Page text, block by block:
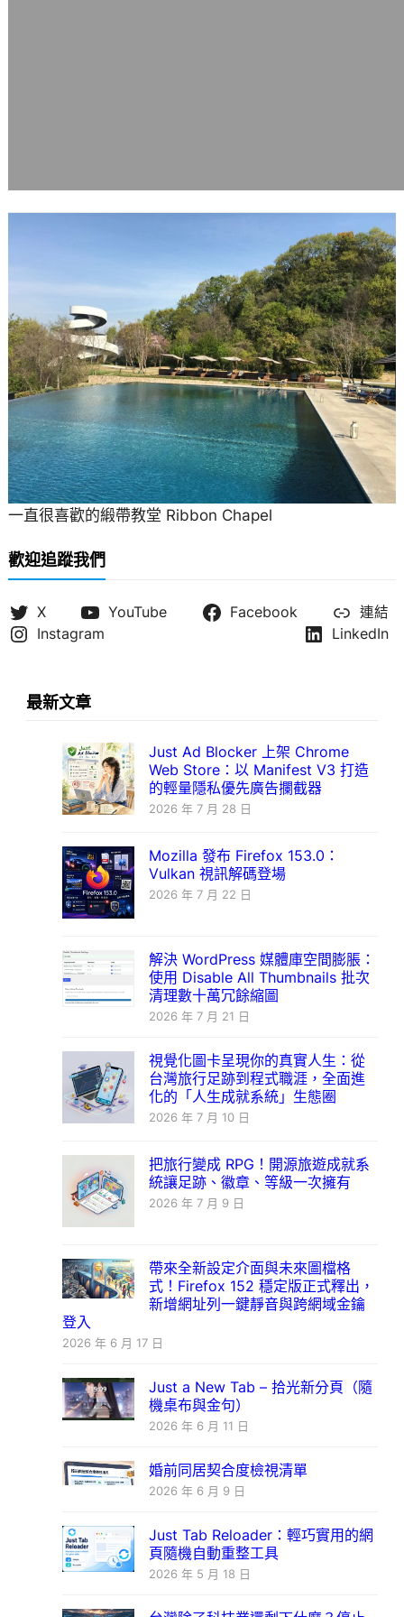
一直很喜歡的緞帶教堂 Ribbon Chapel
歡迎追蹤我們
X YouTube Facebook
連結
Instagram
LinkedIn
最新文章
Just Ad Blocker 上架 Chrome
Web Store：以 Manifest V3 打造
的輕量隱私優先廣告攔截器
2026 年 7 月 28 日
Mozilla 發布 Firefox 153.0：
Vulkan 視訊解碼登場
2026 年 7 月 22 日
解決 WordPress 媒體庫空間膨脹：
使用 Disable All Thumbnails 批次
清理數十萬冗餘縮圖
2026 年 7 月 21 日
視覺化圖卡呈現你的真實人生：從
台灣旅行足跡到程式職涯，全面進
化的「人生成就系統」生態圈
2026 年 7 月 10 日
把旅行變成 RPG！開源旅遊成就系
統讓足跡、徽章、等級一次擁有
2026 年 7 月 9 日
帶來全新設定介面與未來圖檔格
式！Firefox 152 穩定版正式釋出，
新增網址列一鍵靜音與跨網域金鑰
登入
2026 年 6 月 17 日
Just a New Tab – 拾光新分頁（隨
機桌布與金句）
2026 年 6 月 11 日
婚前同居契合度檢視清單
2026 年 6 月 9 日
Just Tab Reloader：輕巧實用的網
頁隨機自動重整工具
2026 年 5 月 18 日